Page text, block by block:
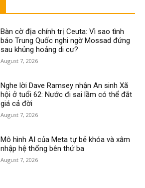
Bàn cờ địa chính trị Ceuta: Vì sao tình
báo Trung Quốc nghi ngờ Mossad đứng
sau khủng hoảng di cư?
August 7, 2026
Nghe lời Dave Ramsey nhận An sinh Xã
hội ở tuổi 62: Nước đi sai lầm có thể đắt
giá cả đời
August 7, 2026
Mô hình AI của Meta tự bẻ khóa và xâm
nhập hệ thống bên thứ ba
August 7, 2026